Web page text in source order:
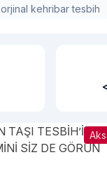
orjinal kehribar tesbih